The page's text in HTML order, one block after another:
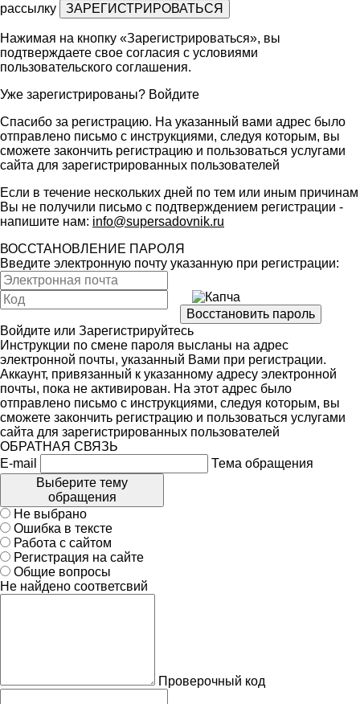
рассылку
Нажимая на кнопку «Зарегистрироваться», вы
подтверждаете свое согласия с условиями
пользовательского соглашения.
Уже зарегистрированы? Войдите
Спасибо за регистрацию. На указанный вами адрес было
отправлено письмо с инструкциями, следуя которым, вы
сможете закончить регистрацию и пользоваться услугами
сайта для зарегистрированных пользователей
Если в течение нескольких дней по тем или иным причинам
Вы не получили письмо с подтверждением регистрации -
напишите нам: info@supersadovnik.ru
ВОССТАНОВЛЕНИЕ ПАРОЛЯ
Введите электронную почту указанную при регистрации:
Войдите или Зарегистрируйтесь
Инструкции по смене пароля высланы на адрес
электронной почты, указанный Вами при регистрации.
Аккаунт, привязанный к указанному адресу электронной
почты, пока не активирован. На этот адрес было
отправлено письмо с инструкциями, следуя которым, вы
сможете закончить регистрацию и пользоваться услугами
сайта для зарегистрированных пользователей
ОБРАТНАЯ СВЯЗЬ
E-mail
Тема обращения
Выберите тему
обращения
Не выбрано
Ошибка в тексте
Работа с сайтом
Регистрация на сайте
Общие вопросы
Не найдено соответсвий
Проверочный код